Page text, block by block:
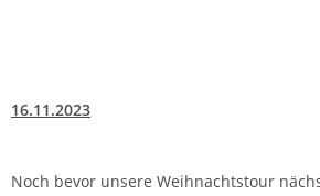
16.11.2023
Noch bevor unsere Weihnachtstour